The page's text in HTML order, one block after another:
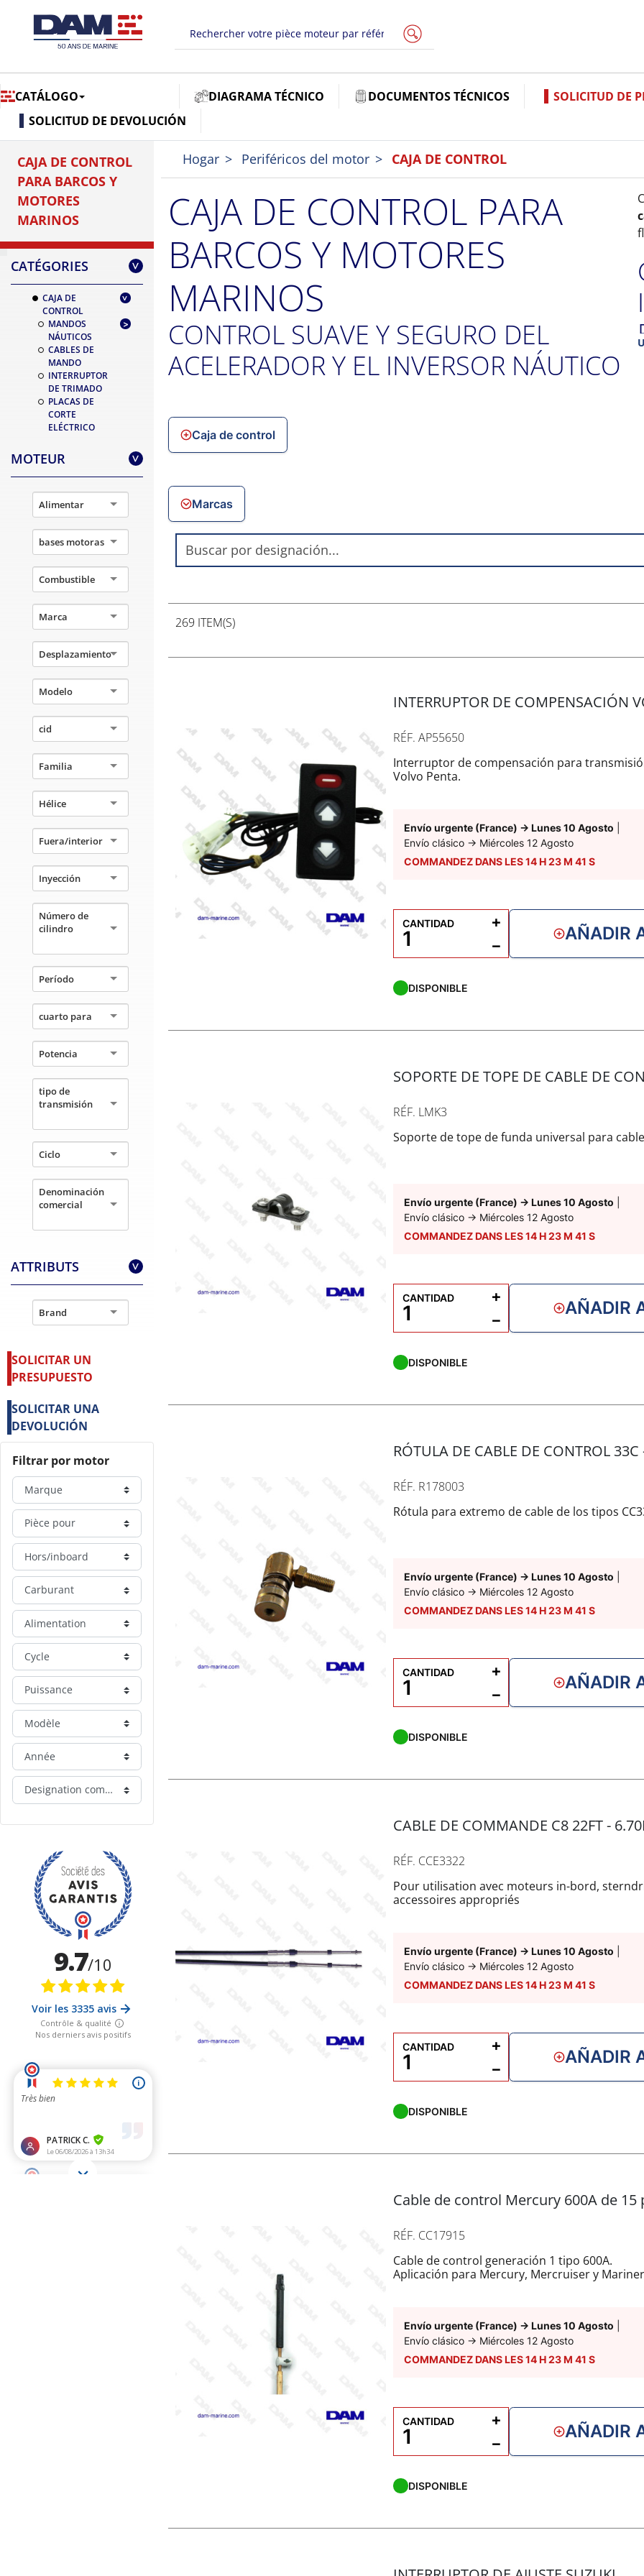
CATÁLOGO DIAGRAMA TÉCNICO DOCUMENTOS TÉCNICOS
SOLICITUD DE
SOLICITUD DE DEVOLUCIÓN
CAJA DE CONTROL
PARA BARCOS Y
MOTORES
MARINOS
CATÉGORIES >
CAJA DE
CONTROL
MANDOS
NÁUTICOS
CABLES DE
MANDO
INTERRUPTOR
DE TRIMADO
PLACAS DE
CORTE
ELÉCTRICO
MOTEUR >
Alimentar
bases motoras
Combustible
Marca
Desplazamiento
Modelo
cid
Familia
Hélice
Fuera/interior
Inyección
Número de
cilindro
Período
cuarto para
Potencia
tipo de
transmisión
Ciclo
Denominación
comercial
ATTRIBUTS >
Brand
SOLICITAR UN
PRESUPUESTO
SOLICITAR UNA
DEVOLUCIÓN
Filtrar por motor
Marque
Pièce pour
Hors/inboard
Carburant
Alimentation
Cycle
Puissance
Modèle
Année
Designation commerciale
Hogar Periféricos del motor CAJA DE CONTROL
CAJA DE CONTROL PARA
BARCOS Y MOTORES
MARINOS
CONTROL SUAVE Y SEGURO DEL
ACELERADOR Y EL INVERSOR NÁUTICO
Caja de control
Marcas
269 ITEM(S)
INTERRUPTOR DE COMPENSACIÓN
RÉF. AP55650
Interruptor de compensación para
Volvo Penta.
Envío urgente (France) → Lunes 10 Agosto
Envío clásico → Miércoles 12 Agosto
COMMANDEZ DANS LES 14H23M40S
DISPONIBLE
CANTIDAD
−
+
AÑADIR
SOPORTE DE TOPE DE CABLE DE
RÉF. LMK3
Soporte de tope de funda universal para
Envío urgente (France) → Lunes 10 Agosto
Envío clásico → Miércoles 12 Agosto
COMMANDEZ DANS LES 14H23M40S
DISPONIBLE
CANTIDAD
−
+
AÑADIR
RÓTULA DE CABLE DE CONTROL
RÉF. R178003
Rótula para extremo de cable de los tipos
Envío urgente (France) → Lunes 10 Agosto
Envío clásico → Miércoles 12 Agosto
COMMANDEZ DANS LES 14H23M40S
DISPONIBLE
CANTIDAD
−
+
AÑADIR
CABLE DE COMMANDE C8 22FT -
RÉF. CCE3322
Pour utilisation avec moteurs in-bord,
accessoires appropriés
Envío urgente (France) → Lunes 10 Agosto
Envío clásico → Miércoles 12 Agosto
COMMANDEZ DANS LES 14H23M40S
DISPONIBLE
CANTIDAD
−
+
AÑADIR
Cable de control Mercury 600A de 15
RÉF. CC17915
Cable de control generación 1 tipo 600A.
Aplicación para Mercury, Mercruiser y
Envío urgente (France) → Lunes 10 Agosto
Envío clásico → Miércoles 12 Agosto
COMMANDEZ DANS LES 14H23M40S
DISPONIBLE
CANTIDAD
−
+
AÑADIR